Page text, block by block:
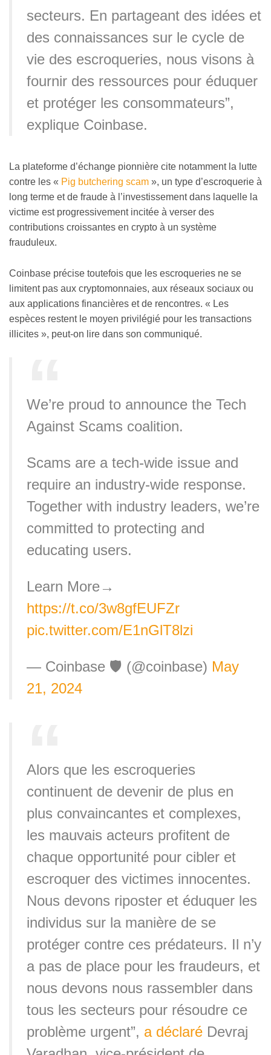
secteurs. En partageant des idées et
des connaissances sur le cycle de
vie des escroqueries, nous visons à
fournir des ressources pour éduquer
et protéger les consommateurs”,
explique Coinbase.
La plateforme d’échange pionnière cite notamment la lutte
contre les « Pig butchering scam », un type d’escroquerie à
long terme et de fraude à l’investissement dans laquelle la
victime est progressivement incitée à verser des
contributions croissantes en crypto à un système
frauduleux.
Coinbase précise toutefois que les escroqueries ne se
limitent pas aux cryptomonnaies, aux réseaux sociaux ou
aux applications financières et de rencontres. « Les
espèces restent le moyen privilégié pour les transactions
illicites », peut-on lire dans son communiqué.
We’re proud to announce the Tech
Against Scams coalition.
Scams are a tech-wide issue and
require an industry-wide response.
Together with industry leaders, we’re
committed to protecting and
educating users.
Learn More→
https://t.co/3w8gfEUFZr
pic.twitter.com/E1nGlT8lzi
— Coinbase 🛡️ (@coinbase) May
21, 2024
Alors que les escroqueries
continuent de devenir de plus en
plus convaincantes et complexes,
les mauvais acteurs profitent de
chaque opportunité pour cibler et
escroquer des victimes innocentes.
Nous devons riposter et éduquer les
individus sur la manière de se
protéger contre ces prédateurs. Il n’y
a pas de place pour les fraudeurs, et
nous devons nous rassembler dans
tous les secteurs pour résoudre ce
problème urgent”, a déclaré Devraj